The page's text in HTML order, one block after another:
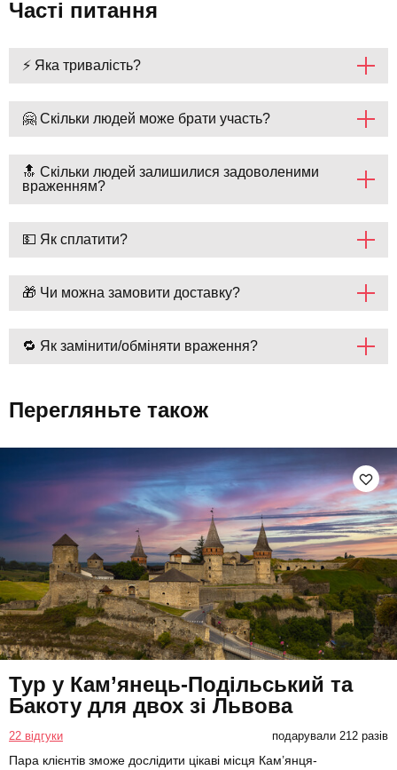
Часті питання
⚡ Яка тривалість?
🤗 Скільки людей може брати участь?
🔝 Скільки людей залишилися задоволеними
враженням?
💵 Як сплатити?
🎁 Чи можна замовити доставку?
🔁 Як замінити/обміняти враження?
Перегляньте також
Тур у Кам’янець-Подільський та
Бакоту для двох зі Львова
22 відгуки подарували 212 разів
Пара клієнтів зможе дослідити цікаві місця Кам’янця-